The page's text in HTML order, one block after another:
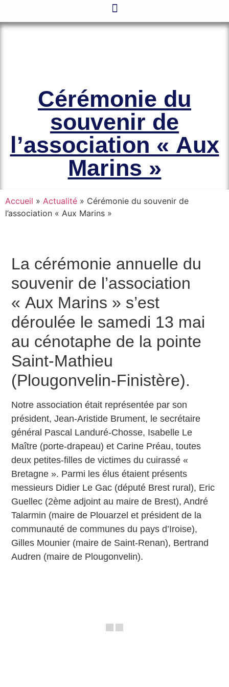
Cérémonie du
souvenir de
l’association « Aux
Marins »
Accueil » Actualité » Cérémonie du souvenir de
l’association « Aux Marins »
La cérémonie annuelle du
souvenir de l’association
« Aux Marins » s’est
déroulée le samedi 13 mai
au cénotaphe de la pointe
Saint-Mathieu
(Plougonvelin-Finistère).
Notre association était représentée par son
président, Jean-Aristide Brument, le secrétaire
général Pascal Landuré-Chosse, Isabelle Le
Maître (porte-drapeau) et Carine Préau, toutes
deux petites-filles de victimes du cuirassé «
Bretagne ». Parmi les élus étaient présents
messieurs Didier Le Gac (député Brest rural), Eric
Guellec (2ème adjoint au maire de Brest), André
Talarmin (maire de Plouarzel et président de la
communauté de communes du pays d’Iroise),
Gilles Mounier (maire de Saint-Renan), Bertrand
Audren (maire de Plougonvelin).